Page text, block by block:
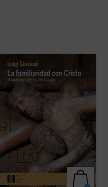
«Estas intervenciones de don Giussani
ponen de manifiesto qué puede ser el
cristianismo cuando dialoga con las
necesidades del hombre. Él nos enseña a
verificar qué acontece cuando vivimos
nuestras exigencias humanas poniéndolas
en relación ...